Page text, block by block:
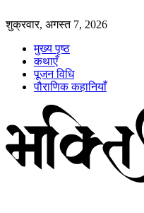
शुक्रवार, अगस्त 7, 2026
मुख्य पृष्ठ
कथाएँ
पूजन विधि
पौराणिक कहानियाँ